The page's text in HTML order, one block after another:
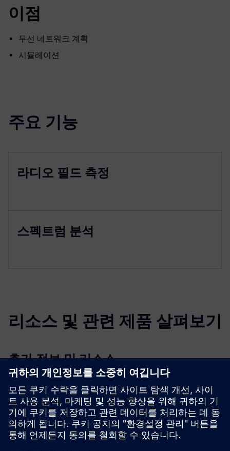
이점
무선 네트워크 계획
시뮬레이션
주요 기능
라디오 필드 측정
스펙트럼 분석
리소스 및 관련 제품 살펴보기
추가 정보 및 리소스
선행 조건